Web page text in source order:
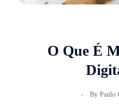
O Que É
By Paulo